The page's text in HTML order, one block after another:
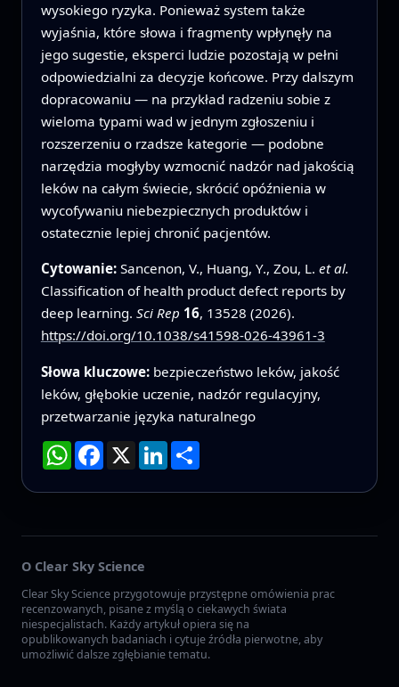
wysokiego ryzyka. Ponieważ system także
wyjaśnia, które słowa i fragmenty wpłynęły na
jego sugestie, eksperci ludzie pozostają w pełni
odpowiedzialni za decyzje końcowe. Przy dalszym
dopracowaniu — na przykład radzeniu sobie z
wieloma typami wad w jednym zgłoszeniu i
rozszerzeniu o rzadsze kategorie — podobne
narzędzia mogłyby wzmocnić nadzór nad jakością
leków na całym świecie, skrócić opóźnienia w
wycofywaniu niebezpiecznych produktów i
ostatecznie lepiej chronić pacjentów.
Cytowanie: Sancenon, V., Huang, Y., Zou, L. et al.
Classification of health product defect reports by
deep learning. Sci Rep 16, 13528 (2026).
https://doi.org/10.1038/s41598-026-43961-3
Słowa kluczowe: bezpieczeństwo leków, jakość
leków, głębokie uczenie, nadzór regulacyjny,
przetwarzanie języka naturalnego
WhatsApp
Facebook
X LinkedInPodziel
się
O Clear Sky Science
Clear Sky Science przygotowuje przystępne omówienia prac
recenzowanych, pisane z myślą o ciekawych świata
niespecjalistach. Każdy artykuł opiera się na
opublikowanych badaniach i cytuje źródła pierwotne, aby
umożliwić dalsze zgłębianie tematu.